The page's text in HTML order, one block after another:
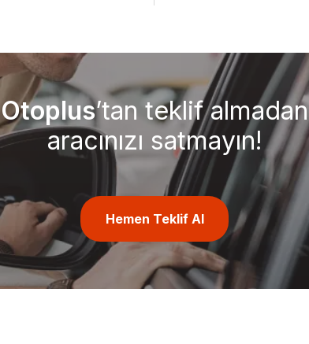
Otoplus’tan teklif almadan
aracınızı satmayın!
Hemen Teklif Al